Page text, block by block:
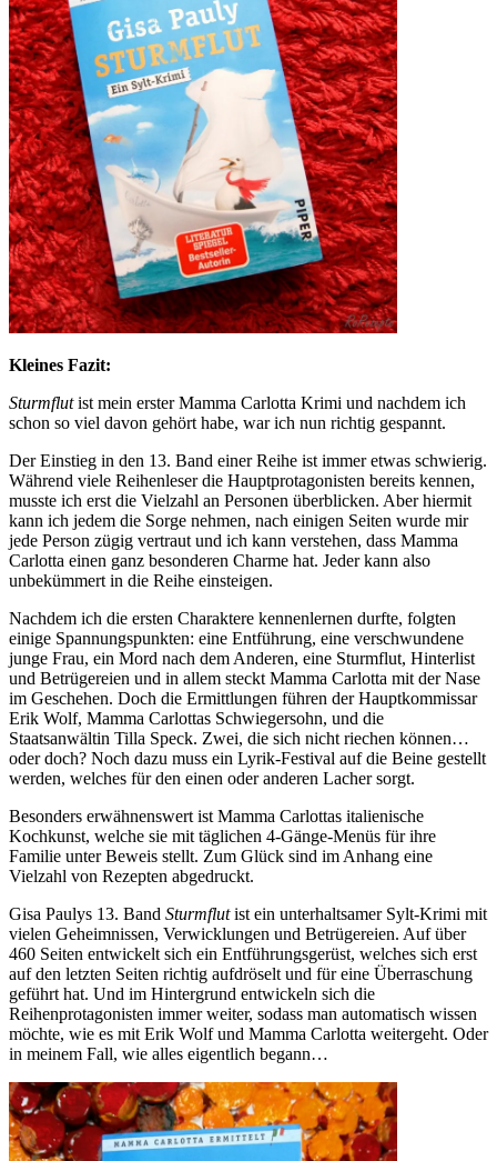
Kleines Fazit:
Sturmflutist mein erster Mamma Carlotta Krimi und nachdem ich
schon so viel davon gehört habe, war ich nun richtig gespannt.
Der Einstieg in den 13. Band einer Reihe ist immer etwas schwierig.
Während viele Reihenleser die Hauptprotagonisten bereits kennen,
musste ich erst die Vielzahl an Personen überblicken. Aber hiermit
kann ich jedem die Sorge nehmen, nach einigen Seiten wurde mir
jede Person zügig vertraut und ich kann verstehen, dass Mamma
Carlotta einen ganz besonderen Charme hat. Jeder kann also
unbekümmert in die Reihe einsteigen.
Nachdem ich die ersten Charaktere kennenlernen durfte, folgten
einige Spannungspunkten: eine Entführung, eine verschwundene
junge Frau, ein Mord nach dem Anderen, eine Sturmflut, Hinterlist
und Betrügereien und in allem steckt Mamma Carlotta mit der Nase
im Geschehen. Doch die Ermittlungen führen der Hauptkommissar
Erik Wolf, Mamma Carlottas Schwiegersohn, und die
Staatsanwältin Tilla Speck. Zwei, die sich nicht riechen können…
oder doch? Noch dazu muss ein Lyrik-Festival auf die Beine gestellt
werden, welches für den einen oder anderen Lacher sorgt.
Besonders erwähnenswert ist Mamma Carlottas italienische
Kochkunst, welche sie mit täglichen 4-Gänge-Menüs für ihre
Familie unter Beweis stellt. Zum Glück sind im Anhang eine
Vielzahl von Rezepten abgedruckt.
Gisa Paulys 13. Band Sturmflutist ein unterhaltsamer Sylt-Krimi mit
vielen Geheimnissen, Verwicklungen und Betrügereien. Auf über
460 Seiten entwickelt sich ein Entführungsgerüst, welches sich erst
auf den letzten Seiten richtig aufdröselt und für eine Überraschung
geführt hat. Und im Hintergrund entwickeln sich die
Reihenprotagonisten immer weiter, sodass man automatisch wissen
möchte, wie es mit Erik Wolf und Mamma Carlotta weitergeht. Oder
in meinem Fall, wie alles eigentlich begann…